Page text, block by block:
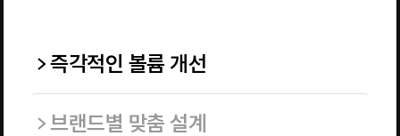
즉각적인 볼륨 개선
브랜드별 맞춤 설계